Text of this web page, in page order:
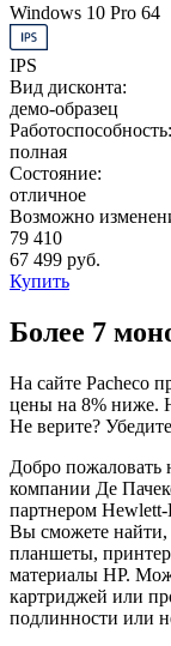
Windows 10 Pro 64
IPS
Вид дисконта:
демо-образец
Работоспособность:
полная
Состояние:
отличное
Возможно
79 410
67 499 руб.
Купить
Более 7
На сайте Pacheco
цены на 8% ниже.
Не верите?
Добро пожаловать
компании Де
партнером
Вы сможете найти,
планшеты,
материалы HP.
картриджей или
подлинности или